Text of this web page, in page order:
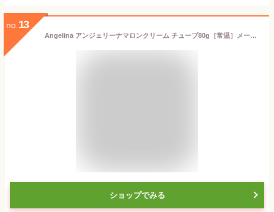
no. 13
Angelina アンジェリーナマロンクリーム チューブ80g［常温］メール便でお届け【送料無料】【4～5営業日以内に出荷】
ショップでみる